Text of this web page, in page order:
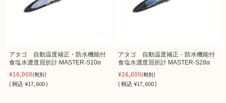
アタゴ 自動温度補正・防水機能付
食塩水濃度屈折計 MASTER-S10α
¥16,000(税別)
(税込¥17,600 )
アタゴ 自動温度補正・防水機能付
食塩水濃度屈折計 MASTER-S28α
¥16,000(税別)
(税込 ¥17,600 )